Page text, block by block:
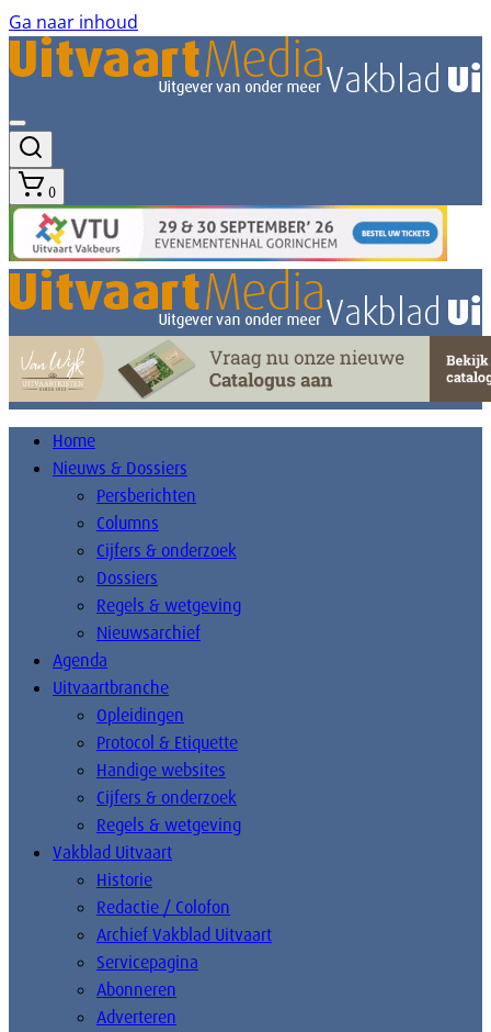
Ga naar inhoud
0
Home
Nieuws & Dossiers
Persberichten
Columns
Cijfers & onderzoek
Dossiers
Regels & wetgeving
Nieuwsarchief
Agenda
Uitvaartbranche
Opleidingen
Protocol & Etiquette
Handige websites
Cijfers & onderzoek
Regels & wetgeving
Vakblad Uitvaart
Historie
Redactie / Colofon
Archief Vakblad Uitvaart
Servicepagina
Abonneren
Adverteren